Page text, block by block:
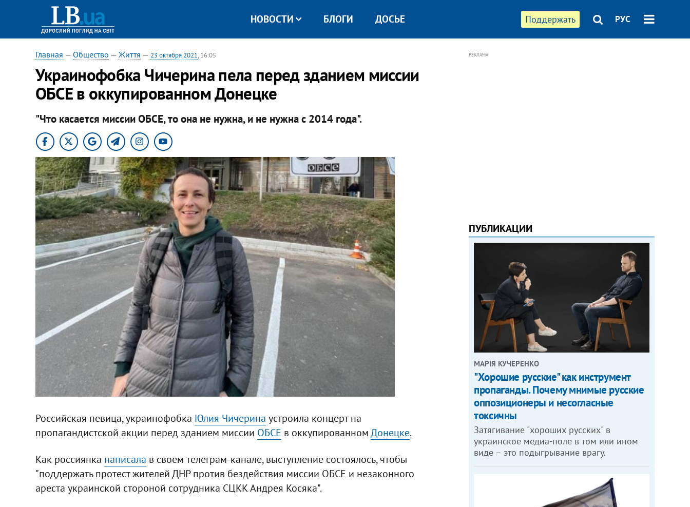
Поддержать РУС
НОВОСТИ БЛОГИ ДОСЬЕ
Главная — Общество — Життя — 23 октября 2021, 16:05
Украинофобка Чичерина пела перед зданием миссии
ОБСЕ в оккупированном Донецке
"Что касается миссии ОБСЕ, то она не нужна, и не нужна с 2014 года".
Российская певица, украинофобка Юлия Чичерина устроила концерт на
пропагандистской акции перед зданием миссии ОБСЕ в оккупированномДонецке.
Как россиянка написала в своем телеграм-канале, выступление состоялось, чтобы
"поддержать протест жителей ДНР против бездействия миссии ОБСЕ и незаконного
ареста украинской стороной сотрудника СЦКК Андрея Косяка".
РЕКЛАМА
ПУБЛИКАЦИИ
МАРІЯ КУЧЕРЕНКО
"Хорошие русские" как инструмент
пропаганды. Почему мнимые русские
оппозиционеры и несогласные
токсичны
Затягивание "хороших русских" в
украинское медиа-поле в том или ином
виде – это подыгрывание врагу.